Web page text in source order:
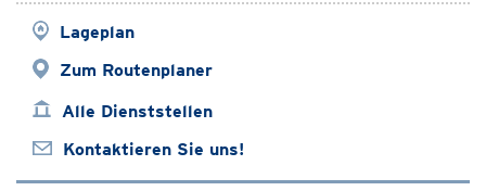
Lageplan
Zum Routenplaner
Alle Dienststellen
Kontaktieren Sie uns!